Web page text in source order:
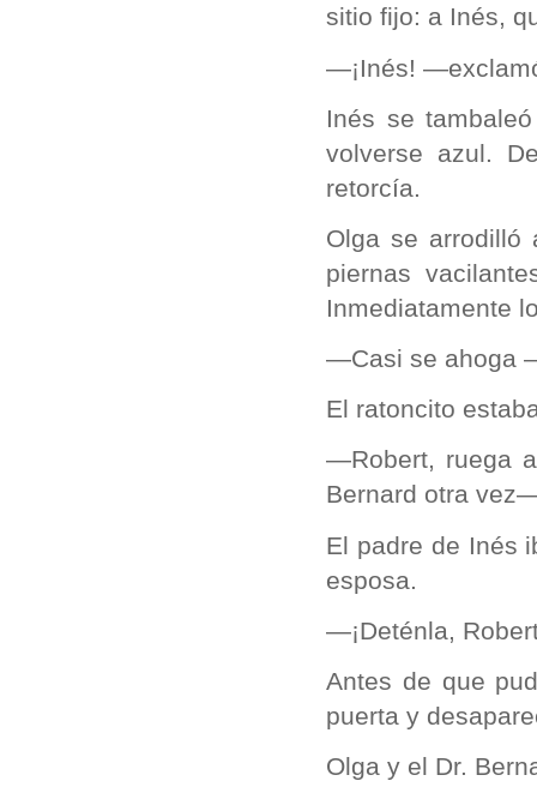
sitio fijo: a Inés,
—¡Inés!
Inés se
volverse azul.
retorcía.
Olga se arrodilló
piernas
Inmediatamente
—Casi se ahoga
El ratoncito
—Robert, ruega
Bernard otra
El padre de Inés
esposa.
—¡Deténla,
Antes de que
puerta y
Olga y el Dr.